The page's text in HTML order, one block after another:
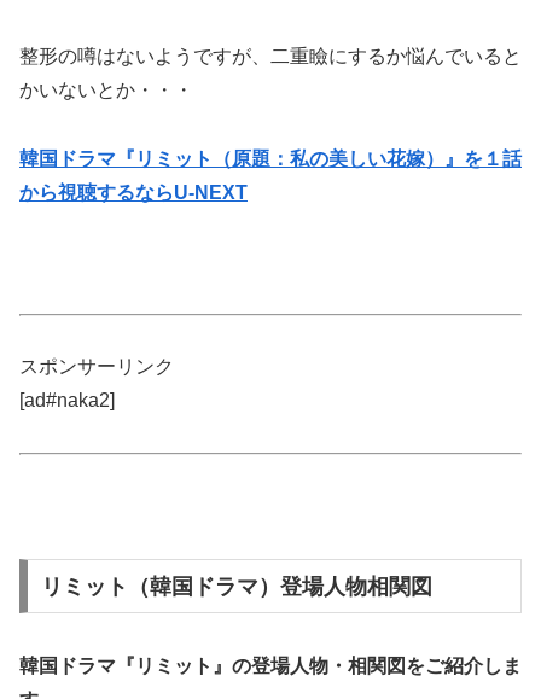
整形の噂はないようですが、二重瞼にするか悩んでいると
かいないとか・・・
韓国ドラマ『リミット（原題：私の美しい花嫁）』を１話
から視聴するならU-NEXT
スポンサーリンク
[ad#naka2]
リミット（韓国ドラマ）登場人物相関図
韓国ドラマ『リミット』の登場人物・相関図 をご紹介しま